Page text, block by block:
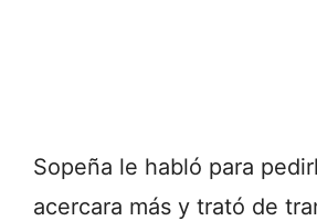
Sopeña le habló para
acercara más y trató de